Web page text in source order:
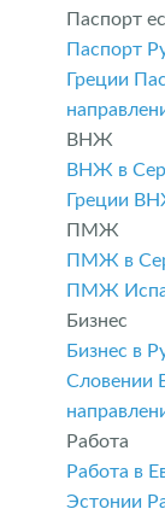
Паспорт ес
Паспорт
Греции
ВНЖ
ВНЖ в
Греции
ПМЖ
ПМЖ в
ПМЖ
Бизнес
Бизнес в
Словении
Работа
Работа в
Эстонии